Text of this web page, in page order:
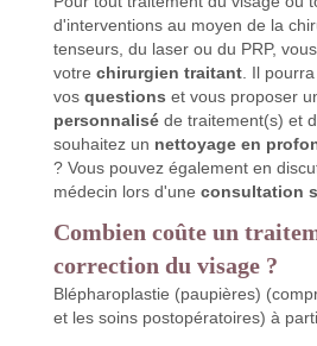
d'interventions au moyen de la
tenseurs, du laser ou du PRP,
votre chirurgien traitant. Il
vos questions et vous proposer
personnaliséde traitement(s) et
souhaitez un nettoyage en
? Vous pouvez également en
médecin lors d'une consultation
Combien coûte un
correction du visage ?
Blépharoplastie (paupières)
et les soins postopératoires) à